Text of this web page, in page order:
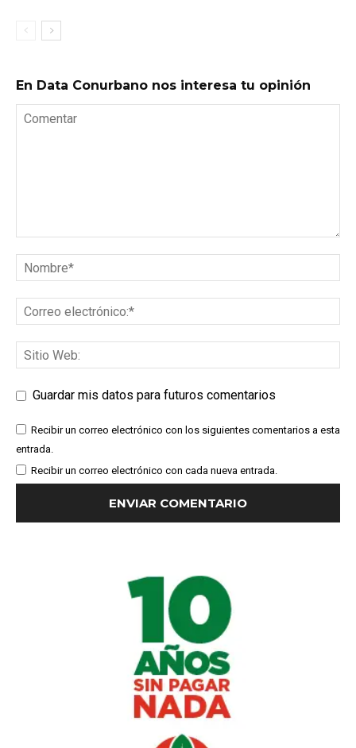
En Data Conurbano nos interesa tu opinión
Guardar mis datos para futuros comentarios
Recibir un correo electrónico con los siguientes comentarios a esta
entrada.
Recibir un correo electrónico con cada nueva entrada.